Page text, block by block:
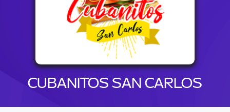
CUBANITOS SAN CARLOS